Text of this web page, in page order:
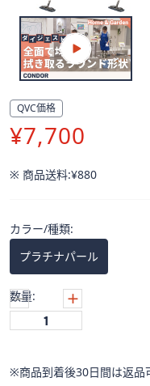
※過去放送分のため価格や
があります。
QVC価格
削
¥7,700
※ 商品送料:¥880